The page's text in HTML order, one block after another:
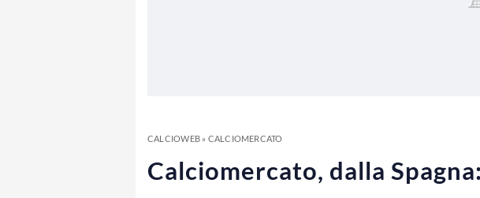
CALCIOWEB» CALCIOMERCATO
Calciomercato, dalla